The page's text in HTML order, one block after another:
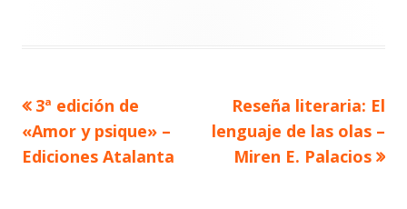
Navegación
de
Artículo
anterior
3ª edición de
«Amor y psique» –
Ediciones Atalanta
Artículo
siguiente
Reseña literaria: El
lenguaje de las olas –
Miren E. Palacios